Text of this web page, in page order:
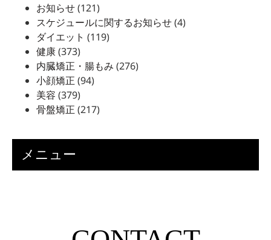
お知らせ(121)
スケジュールに関するお知らせ(4)
ダイエット (119)
健康(373)
内臓矯正・腸もみ (276)
小顔矯正 (94)
美容 (379)
骨盤矯正 (217)
メニュー